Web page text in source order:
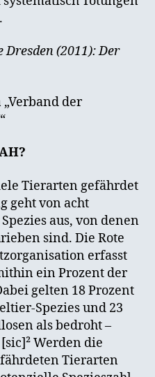
(2011): Der
der
Tierarten gefährdet
geht von acht
aus, von denen
sind. Die Rote
erfasst
ein Prozent der
gelten 18 Prozent
Spezies und 23
als bedroht –
Werden die
Tierarten